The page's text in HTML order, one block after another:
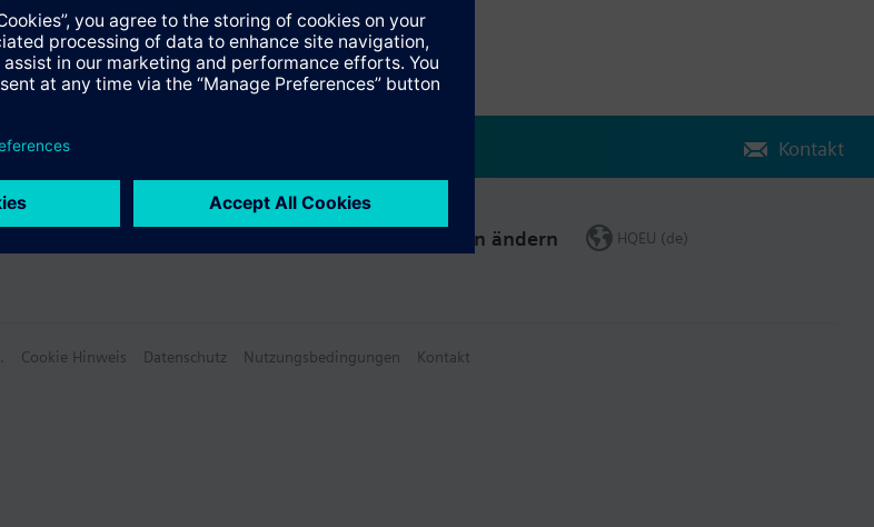
Kontakt
Region ändern HQEU (de)
Cookie Hinweis Datenschutz Nutzungsbedingungen Kontakt